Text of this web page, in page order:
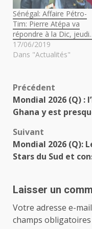
Sénégal: Affaire Pétro-
Tim: Pierre Atépa va
répondre à la Dic,
17/06/2019
Dans "Actualités"
Navigation
d’article
Précédent
Mondial 2026 (Q) :
Ghana y est
Suivant
Mondial 2026 (Q):
Stars du Sud et
Laisser un
Votre adresse e-
champs